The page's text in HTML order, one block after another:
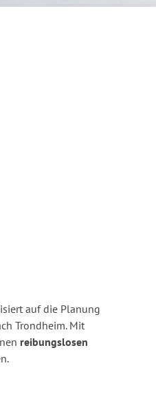
auf die Planung
Trondheim. Mit
reibungslosen